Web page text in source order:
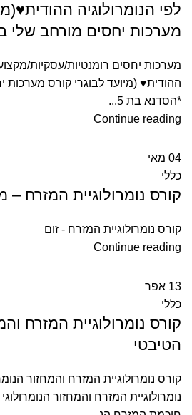
לפי הנומרולוגיה
מערכות יחסים מורחב שלי
מערכות יחסים רומנטיות/עסקיות/
ההודית♥ (מיועד לבוגרי קורס
*הסדנא בת 5...
Continue reading
04 מאי
כללי
קורס נומרולוגיית המזרח –
קורס נומרולוגיית המזרח - זום
Continue reading
13 אפר
כללי
קורס נומרולוגיית המזרח
הטיבטי
קורס נומרולוגיית המזרח והמחזור
נומרולוגיית המזרח והמחזור